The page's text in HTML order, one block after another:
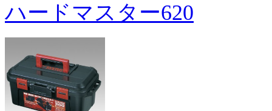
ハードマスター620